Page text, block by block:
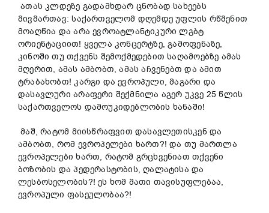
ათას კლდეზე გადამხდარ ცნობად სახეებს
მივმართავ: საქართველომ დღემდე უფლის რწმენით
მოაღწია და არა ევროატლანტიკური ლგბტ
ორიენტაციით! ყველა კონცერტზე, გამოფენაზე,
კინოში თუ თქვენს შემოქმედებით საღამოებზე ამას
მღერით, ამას ამბობთ, ამას აჩვენებთ და ამით
ტრაბახობთ! კარგი და ევროპული, მაგარი და
დასავლური არაფერი შექმნილა აგერ უკვე 25 წლის
საქართველოს დამოუკიდებლობის ხანაში!
მაშ, რატომ მიისწრაფვით დასავლეთისკენ და
ამბობთ, რომ ევროპელები ხართ?! და თუ მართლა
ევროპელები ხართ, რატომ გრცხვენიათ თქვენი
ბოზობის და პედერასტობის, ღალატისა და
ლესბოსელობის?! ეს ხომ მათი თავისუფლებაა,
ევროპული ფასეულობაა?!